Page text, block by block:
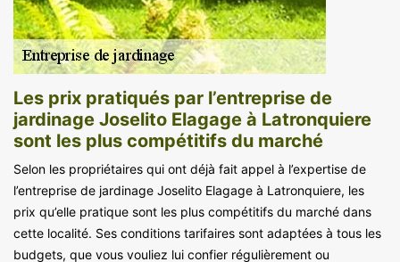
Les prix pratiqués par l’entreprise de
jardinage Joselito Elagage à Latronquiere
sont les plus compétitifs du marché
Selon les propriétaires qui ont déjà fait appel à l’expertise de
l’entreprise de jardinage Joselito Elagage à Latronquiere, les
prix qu’elle pratique sont les plus compétitifs du marché dans
cette localité. Ses conditions tarifaires sont adaptées à tous les
budgets, que vous vouliez lui confier régulièrement ou